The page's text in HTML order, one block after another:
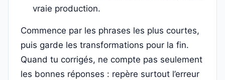
vraie production.
Commence par les phrases les plus courtes,
puis garde les transformations pour la fin.
Quand tu corrigés, ne compte pas seulement
les bonnes réponses : repère surtout l’erreur